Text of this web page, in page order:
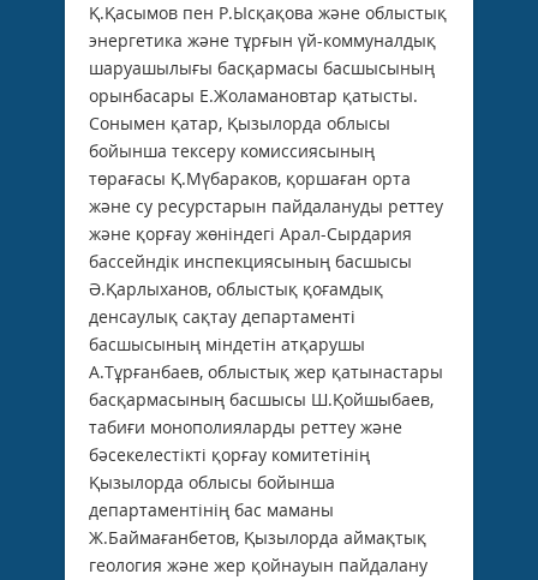
Қ.Қасымов пен Р.Ысқақова және облыстық
энергетика және тұрғын үй-коммуналдық
шаруашылығы басқармасы басшысының
орынбасары Е.Жоламановтар қатысты.
Сонымен қатар, Қызылорда облысы
бойынша тексеру комиссиясының
төрағасы Қ.Мүбараков, қоршаған орта
және су ресурстарын пайдалануды реттеу
және қорғау жөніндегі Арал-Сырдария
бассейндік инспекциясының басшысы
Ә.Қарлыханов, облыстық қоғамдық
денсаулық сақтау департаменті
басшысының міндетін атқарушы
А.Тұрғанбаев, облыстық жер қатынастары
басқармасының басшысы Ш.Қойшыбаев,
табиғи монополияларды реттеу және
бәсекелестікті қорғау комитетінің
Қызылорда облысы бойынша
департаментінің бас маманы
Ж.Баймағанбетов, Қызылорда аймақтық
геология және жер қойнауын пайдалану